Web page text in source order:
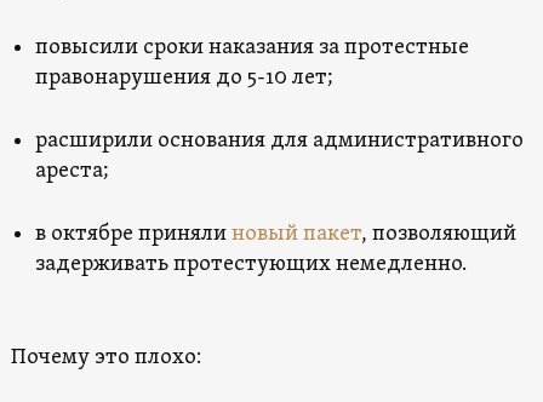
повысили сроки наказания за протестные
правонарушения до 5-10 лет;
расширили основания для административного
ареста;
в октябре принялиновый пакет, позволяющий
задерживать протестующих немедленно.
Почему это плохо: